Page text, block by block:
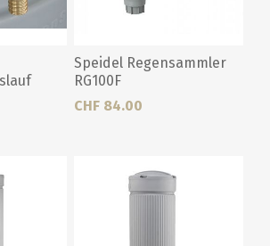
Speidel Regensammler
RG100F
CHF 84.00